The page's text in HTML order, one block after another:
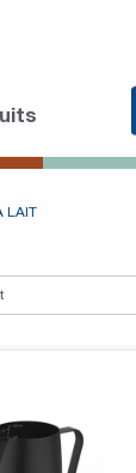
LAIT